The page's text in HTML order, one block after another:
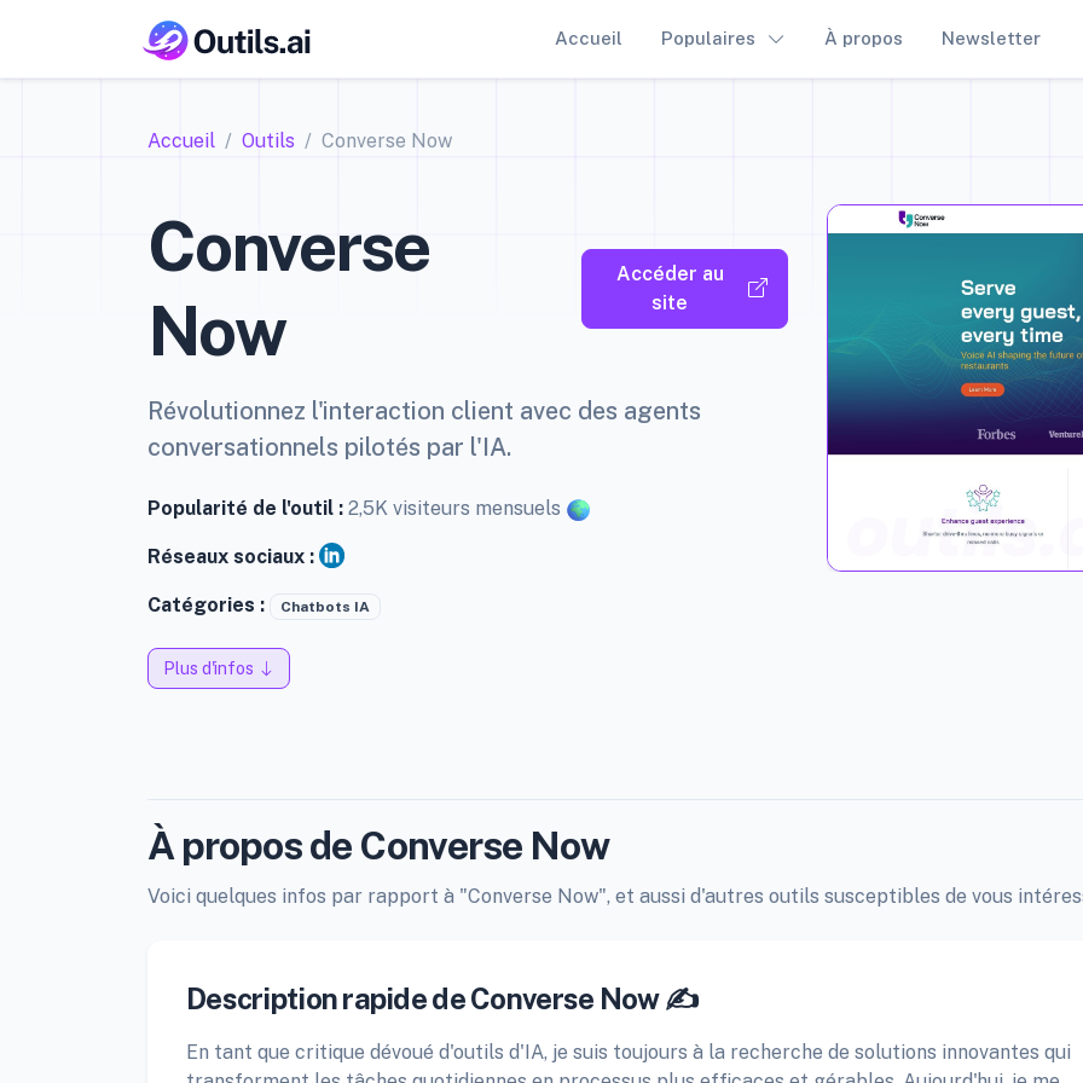
Accueil Populaires À propos Newsletter
Accueil Outils Converse Now
Converse
Now
Accéder au
site
Révolutionnez l'interaction client avec des agents
conversationnels pilotés par l'IA.
Popularité de l'outil : 2,5K visiteurs mensuels
Réseaux sociaux :
Catégories : Chatbots IA
Plus d'infos
À propos de Converse Now
Voici quelques infos par rapport à "Converse Now", et aussi d'autres outils susceptibles de vous
Description rapide de Converse Now ✍️
En tant que critique dévoué d'outils d'IA, je suis toujours à la recherche de solutions innovantes qui